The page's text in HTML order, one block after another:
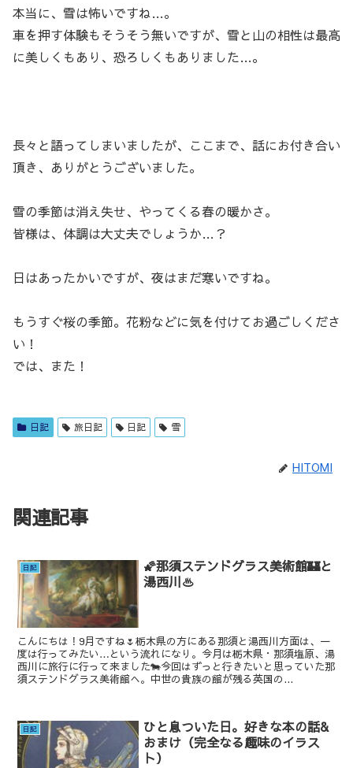
本当に、雪は怖いですね…。
車を押す体験もそうそう無いですが、雪と山の相性は最高
に美しくもあり、恐ろしくもありました…。
長々と語ってしまいましたが、ここまで、話にお付き合い
頂き、ありがとうございました。
雪の季節は消え失せ、やってくる春の暖かさ。
皆様は、体調は大丈夫でしょうか…？
日はあったかいですが、夜はまだ寒いですね。
もうすぐ桜の季節。花粉などに気を付けてお過ごしくださ
い！
では、また！
日記 旅日記 日記 雪
HITOMI
関連記事
日記
🌠那須ステンドグラス美術館🏰と
湯西川♨️
こんにちは！9月ですね🌷栃木県の方にある那須と湯西川方面は、一
度は行ってみたい…という流れになり。今月は栃木県・那須塩原、湯
西川に旅行に行って来ました🐄今回はずっと行きたいと思っていた那
須ステンドグラス美術館へ。中世の貴族の館が残る英国の...
日記
ひと息ついた日。好きな本の話&
おまけ（完全なる趣味のイラス
ト）